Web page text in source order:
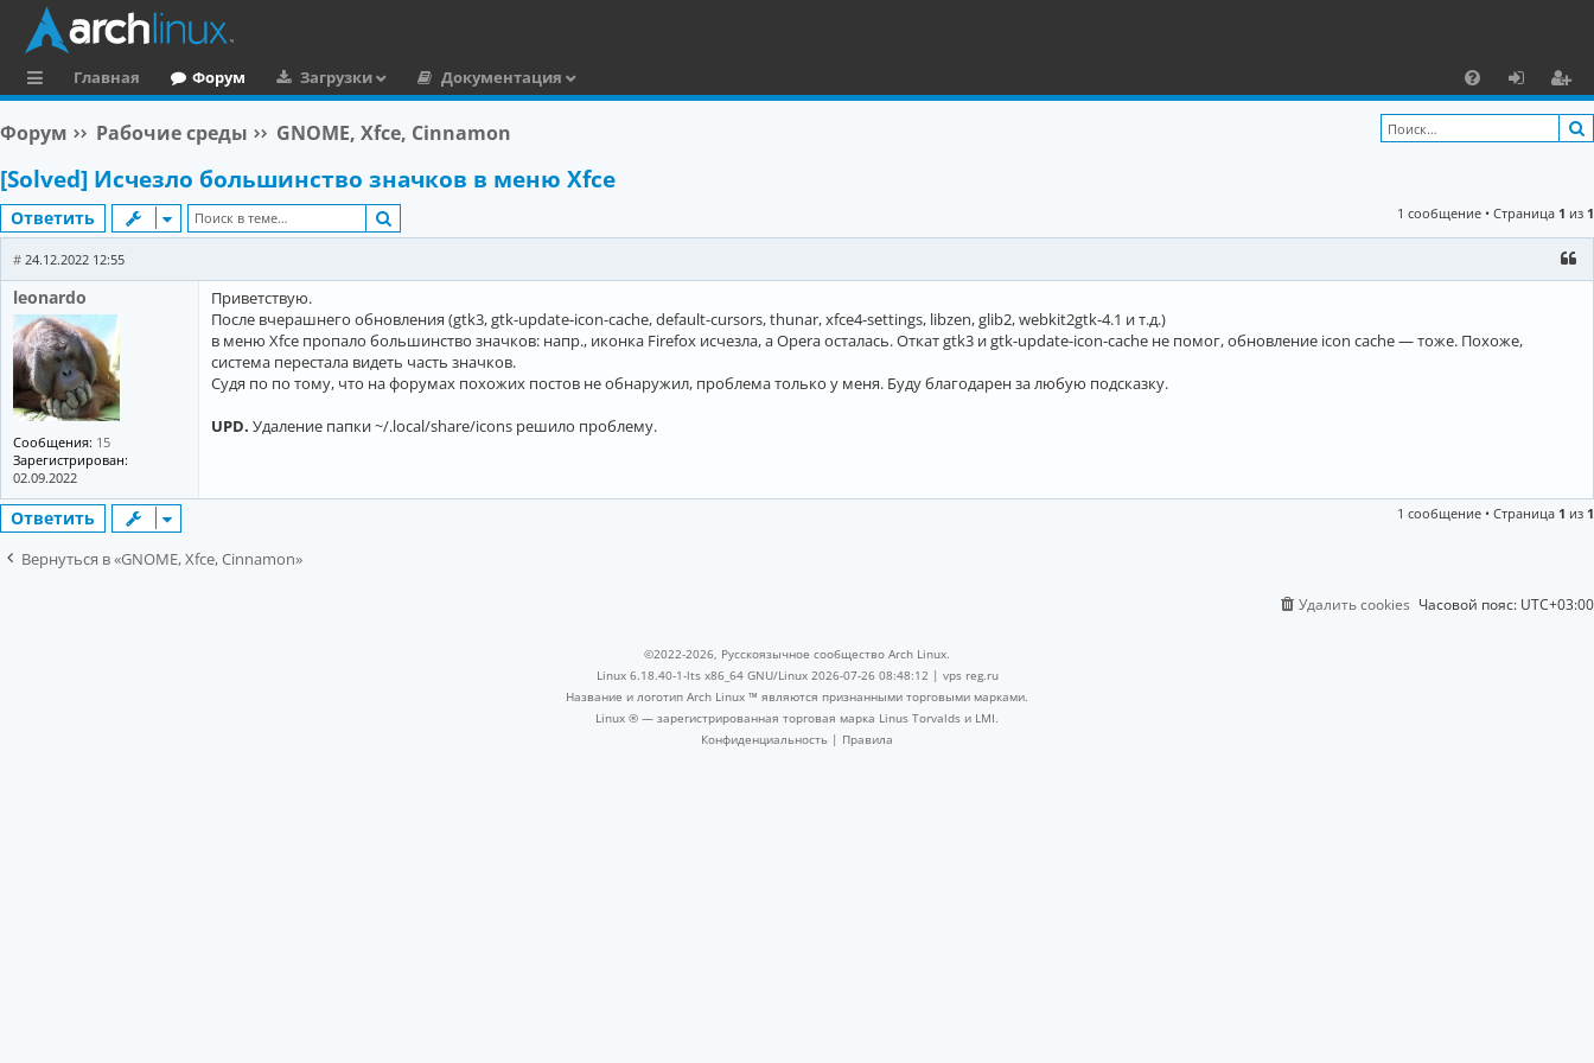
ы
л
к
и
Главная Форум Загрузки
Документация
F
A
х
о
ег
и
р
а
Форум Рабочие среды GNOME, Xfce, Cinnamon
[Solved] Исчезло большинство значков в меню Xfce
Ответить 1 сообщение • Страница 1 из 1
leonardo
Сообщения: 15
Зарегистрирован:
02.09.2022
# 24.12.2022 12:55
Приветствую.
После вчерашнего обновления (gtk3, gtk-update-icon-cache, default-cursors, thunar, xfce4-settings, libzen, glib2, webkit2gtk-4.1 и т.д.)
в меню Xfce пропало большинство значков: напр., иконка Firefox исчезла, а Opera осталась. Откат gtk3 и gtk-update-icon-cache не помог, обновление icon cache — тоже. Похоже,
система перестала видеть часть значков.
Судя по по тому, что на форумах похожих постов не обнаружил, проблема только у меня. Буду благодарен за любую подсказку.
UPD. Удаление папки ~/.local/share/icons решило проблему.
Ответить 1 сообщение • Страница 1 из 1
Вернуться в «GNOME, Xfce, Cinnamon»
Часовой пояс: UTC+03:00
Удалить cookies
©2022-2026, Русскоязычное сообщество Arch Linux.
Linux 6.18.40-1-lts x86_64 GNU/Linux 2026-07-26 08:48:12 | vps reg.ru
Название и логотип Arch Linux ™ являются признанными торговыми марками.
Linux ® — зарегистрированная торговая марка Linus Torvalds и LMI.
Конфиденциальность | Правила